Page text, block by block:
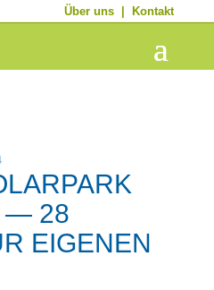
Über uns Kontakt
— 28
EIGENEN